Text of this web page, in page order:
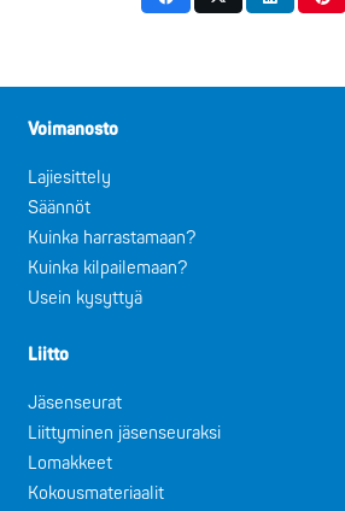
Voimanosto
Lajiesittely
Säännöt
Kuinka harrastamaan?
Kuinka kilpailemaan?
Usein kysyttyä
Liitto
Jäsenseurat
Liittyminen jäsenseuraksi
Lomakkeet
Kokousmateriaalit